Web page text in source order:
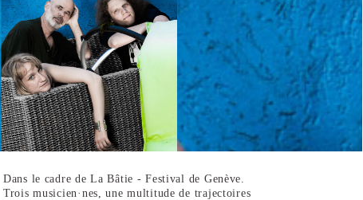
Dans le cadre de La Bâtie - Festival de Genève.
Trois musicien·nes, une multitude de trajectoires